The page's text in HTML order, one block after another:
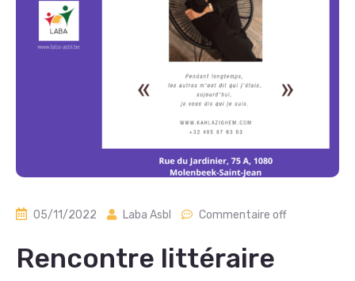
05/11/2022 Laba Asbl Commentaire off
Rencontre littéraire